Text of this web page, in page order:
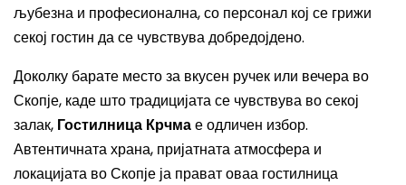
љубезна и професионална, со персонал кој се грижи
секој гостин да се чувствува добредојдено.
Доколку барате место за вкусен ручек или вечера во
Скопје, каде што традицијата се чувствува во секој
залак, Гостилница Крчмае одличен избор.
Автентичната храна, пријатната атмосфера и
локацијата во Скопје ја прават оваа гостилница